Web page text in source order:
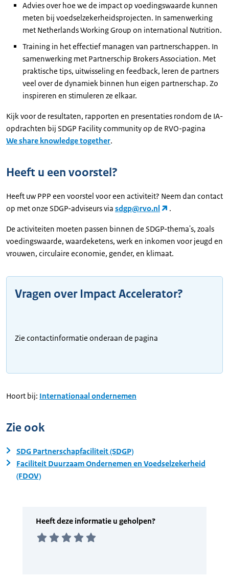
Advies over hoe we de impact op voedingswaarde kunnen
meten bij voedselzekerheidsprojecten. In samenwerking
met Netherlands Working Group on international Nutrition.
Training in het effectief managen van partnerschappen. In
samenwerking met Partnerschip Brokers Association. Met
praktische tips, uitwisseling en feedback, leren de partners
veel over de dynamiek binnen hun eigen partnerschap. Zo
inspireren en stimuleren ze elkaar.
Kijk voor de resultaten, rapporten en presentaties rondom de IA-
opdrachten bij SDGP Facility community op de RVO-pagina
We share knowledge together.
Heeft u een voorstel?
Heeft uw PPP een voorstel voor een activiteit? Neem dan contact
op met onze SDGP-adviseurs via sdgp@rvo.nl .
De activiteiten moeten passen binnen de SDGP-thema's, zoals
voedingswaarde, waardeketens, werk en inkomen voor jeugd en
vrouwen, circulaire economie, gender, en klimaat.
Vragen over Impact Accelerator?
Zie contactinformatie onderaan de pagina
Hoort bij: Internationaal ondernemen
Zie ook
SDG Partnerschapfaciliteit (SDGP)
Faciliteit Duurzaam Ondernemen en Voedselzekerheid
(FDOV)